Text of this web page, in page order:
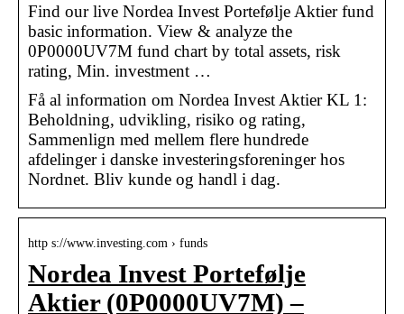
Find our live Nordea Invest Portefølje Aktier fund
basic information. View & analyze the
0P0000UV7M fund chart by total assets, risk
rating, Min. investment …
Få al information om Nordea Invest Aktier KL 1:
Beholdning, udvikling, risiko og rating,
Sammenlign med mellem flere hundrede
afdelinger i danske investeringsforeninger hos
Nordnet. Bliv kunde og handl i dag.
http s://www.investing.com › funds
Nordea Invest Portefølje
Aktier (0P0000UV7M) –